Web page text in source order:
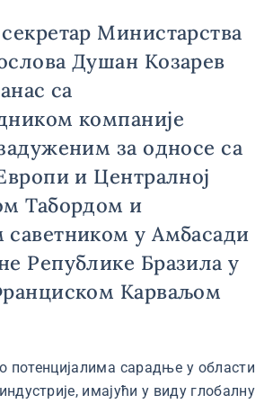
Министарства
Душан Козарев
са
компаније
за односе са
и Централној
Табордом и
у Амбасади
Републике Бразила у
Карваљом
потенцијалима сарадње у области
имајући у виду глобалну